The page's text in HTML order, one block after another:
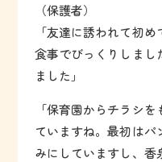
（保護者）
「友達に誘われて初
食事でびっくりしまし
ました」
「保育園からチラシ
ていますね。最初はパ
みにしていますし、香